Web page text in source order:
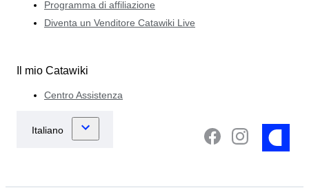
Programma di affiliazione
Diventa un Venditore Catawiki Live
Il mio Catawiki
Centro Assistenza